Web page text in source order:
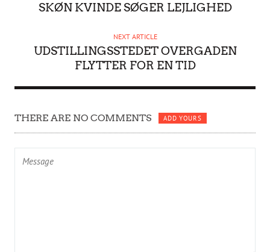
SKØN KVINDE SØGER LEJLIGHED
NEXT ARTICLE
UDSTILLINGSSTEDET OVERGADEN
FLYTTER FOR EN TID
THERE ARE NO COMMENTS ADD YOURS